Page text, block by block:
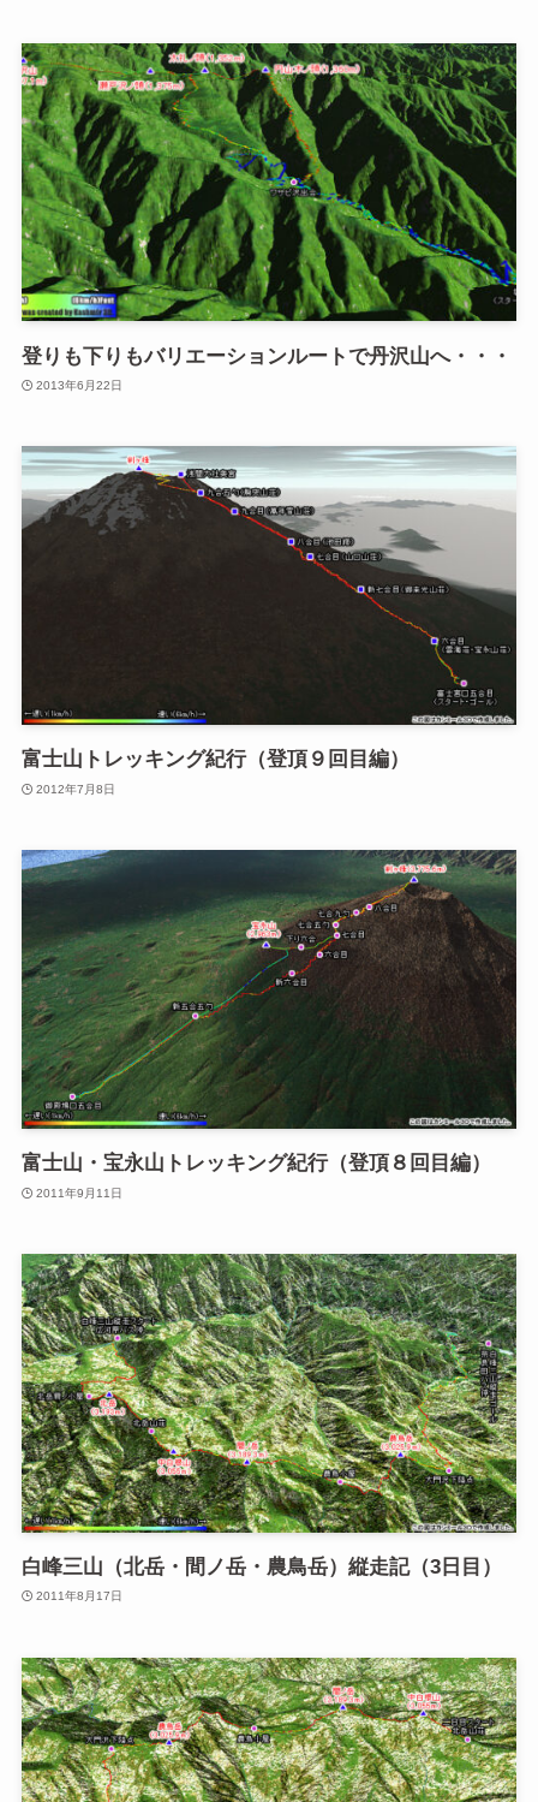
登りも下りもバリエーションルートで丹沢山へ・・・
2013年6月22日
富士山トレッキング紀行（登頂９回目編）
2012年7月8日
富士山・宝永山トレッキング紀行（登頂８回目編）
2011年9月11日
白峰三山（北岳・間ノ岳・農鳥岳）縦走記（3日目）
2011年8月17日